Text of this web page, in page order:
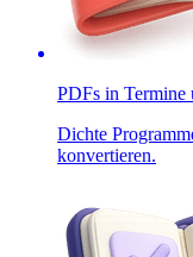
PDFs in Termine
Dichte
konvertieren.